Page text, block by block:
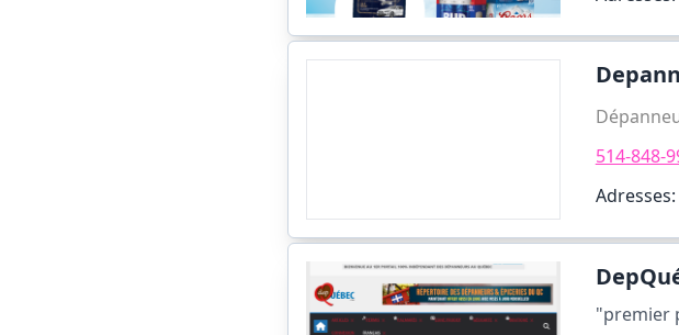
514-848-
"premier